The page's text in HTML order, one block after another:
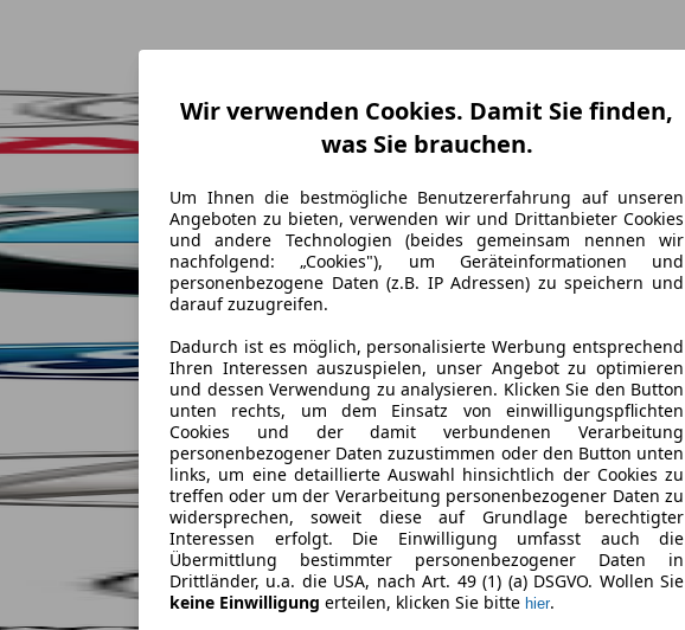
Wir verwenden Cookies. Damit Sie finden,
was Sie brauchen.
Um Ihnen die bestmögliche Benutzererfahrung auf unseren
Angeboten zu bieten, verwenden wir und Drittanbieter Cookies
und andere Technologien (beides gemeinsam nennen wir
nachfolgend: „Cookies"), um Geräteinformationen und
personenbezogene Daten (z.B. IP Adressen) zu speichern und
darauf zuzugreifen.
Dadurch ist es möglich, personalisierte Werbung entsprechend
Ihren Interessen auszuspielen, unser Angebot zu optimieren
und dessen Verwendung zu analysieren. Klicken Sie den Button
unten rechts, um dem Einsatz von einwilligungspflichten
Cookies und der damit verbundenen Verarbeitung
personenbezogener Daten zuzustimmen oder den Button unten
links, um eine detaillierte Auswahl hinsichtlich der Cookies zu
treffen oder um der Verarbeitung personenbezogener Daten zu
widersprechen, soweit diese auf Grundlage berechtigter
Interessen erfolgt. Die Einwilligung umfasst auch die
Übermittlung bestimmter personenbezogener Daten in
Drittländer, u.a. die USA, nach Art. 49 (1) (a) DSGVO. Wollen Sie
keine Einwilligung erteilen, klicken Sie bitte hier.